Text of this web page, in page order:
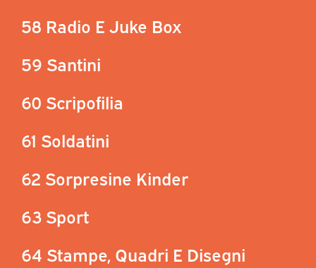
58 Radio E Juke Box
59 Santini
60 Scripofilia
61 Soldatini
62 Sorpresine Kinder
63 Sport
64 Stampe, Quadri E Disegni